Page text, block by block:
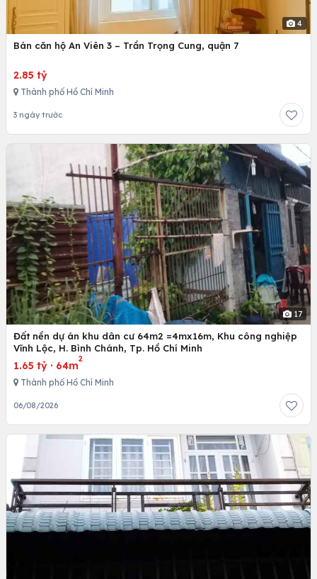
4
Bán căn hộ An Viên 3 – Trần Trọng Cung, quận 7
2.85 tỷ
Thành phố Hồ Chí Minh
3 ngày trước
17
Đất nền dự án khu dân cư 64m2 =4mx16m, Khu công nghiệp
Vĩnh Lộc, H. Bình Chánh, Tp. Hồ Chí Minh
1.65 tỷ · 64m
2
Thành phố Hồ Chí Minh
06/08/2026